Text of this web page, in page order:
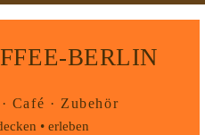
BERLIN
Café · Zubehör
• erleben